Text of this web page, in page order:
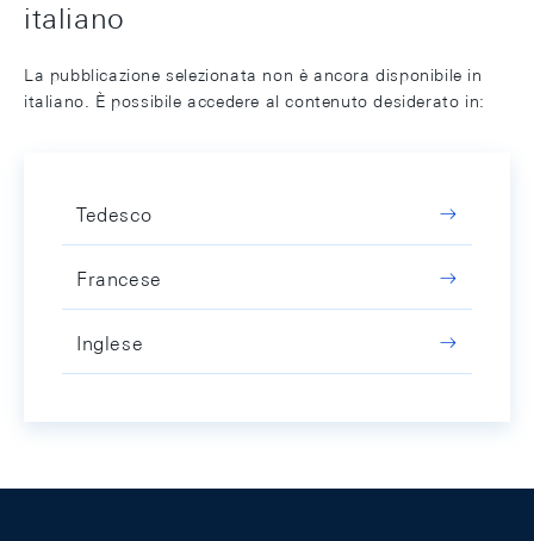
italiano
La pubblicazione selezionata non è ancora disponibile in
italiano. È possibile accedere al contenuto desiderato in:
Tedesco
Francese
Inglese